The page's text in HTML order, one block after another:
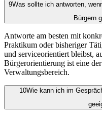
9Was sollte ich antworten,
Bürgern
Antworte am besten mit
Praktikum oder bisheriger
und serviceorientiert bleibst,
Bürgerorientierung ist eine
Verwaltungsbereich.
10Wie kann ich im